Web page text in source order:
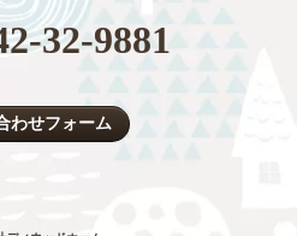
32-9881
わせフォーム